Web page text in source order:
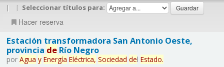
| | Seleccionar títulos para:
Hacer reserva
Estación transformadora San Antonio Oeste,
provincia deRío Negro
por Agua y Energía Eléctrica, Sociedad del Estado.